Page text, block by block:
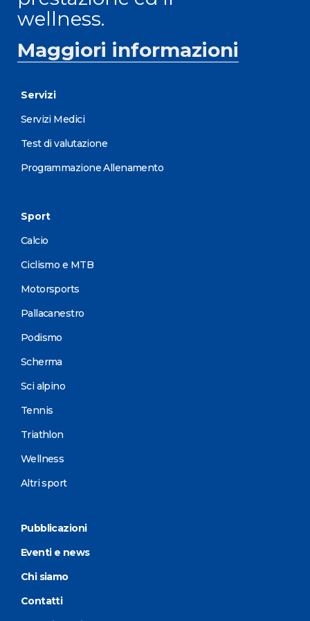
wellness.
Maggiori informazioni
Servizi
Servizi Medici
Test di valutazione
Programmazione Allenamento
Sport
Calcio
Ciclismo e MTB
Motorsports
Pallacanestro
Podismo
Scherma
Sci alpino
Tennis
Triathlon
Wellness
Altri sport
Pubblicazioni
Eventi e news
Chi siamo
Contatti